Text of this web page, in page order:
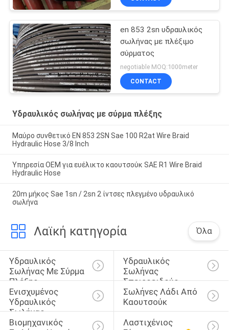
en 853 2sn υδραυλικός
σωλήνας με πλέξιμο
σύρματος
negotiable MOQ:1000meter
CONTACT
Υδραυλικός σωλήνας με σύρμα πλέξης
Μαύρο συνθετικό EN 853 2SN Sae 100 R2at Wire Braid
Hydraulic Hose 3/8 Inch
Υπηρεσία OEM για ευέλικτο καουτσούκ SAE R1 Wire Braid
Hydraulic Hose
20m μήκος Sae 1sn / 2sn 2 ίντσες πλεγμένο υδραυλικό
σωλήνα
Λαϊκή κατηγορία Όλα
Υδραυλικός
Σωλήνας Με Σύρμα
Πλέξης
Υδραυλικός
Σωλήνας
Σπειροειδούς
Καλωδίου
Ενισχυμένος
Υδραυλικός
Σωλήνας
Σωλήνες Λάδι Από
Καουτσούκ
Βιομηχανικός
Λαστιχένιος